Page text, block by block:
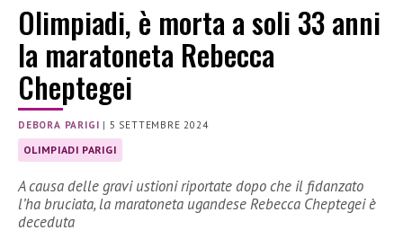
Olimpiadi, è morta a soli 33 anni
la maratoneta Rebecca
Cheptegei
DEBORA PARIGI | 5 SETTEMBRE 2024
OLIMPIADI PARIGI
A causa delle gravi ustioni riportate dopo che il fidanzato
l’ha bruciata, la maratoneta ugandese Rebecca Cheptegei è
deceduta